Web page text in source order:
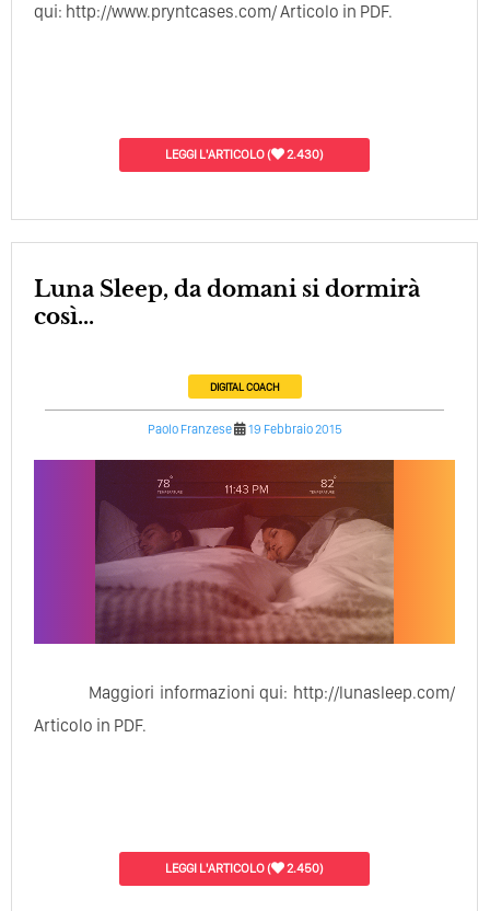
qui: http://www.pryntcases.com/ Articolo in PDF.
LEGGI L'ARTICOLO( 2.430)
Luna Sleep, da domani si dormirà
così...
DIGITAL COACH
Paolo Franzese 19 Febbraio 2015
Maggiori informazioni qui: http://lunasleep.com/
Articolo in PDF.
LEGGI L'ARTICOLO( 2.450)